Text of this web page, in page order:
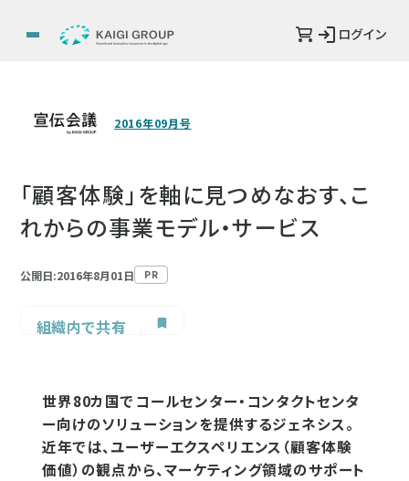
ログイン
2016年09月号
「顧客体験」を軸に見つめなおす、こ
れからの事業モデル・サービス
公開日:2016年8月01日 PR
組織内で共有
世界80カ国でコールセンター・コンタクトセンタ
ー向けのソリューションを提供するジェネシス。
近年では、ユーザーエクスペリエンス（顧客体験
価値）の観点から、マーケティング領域のサポート